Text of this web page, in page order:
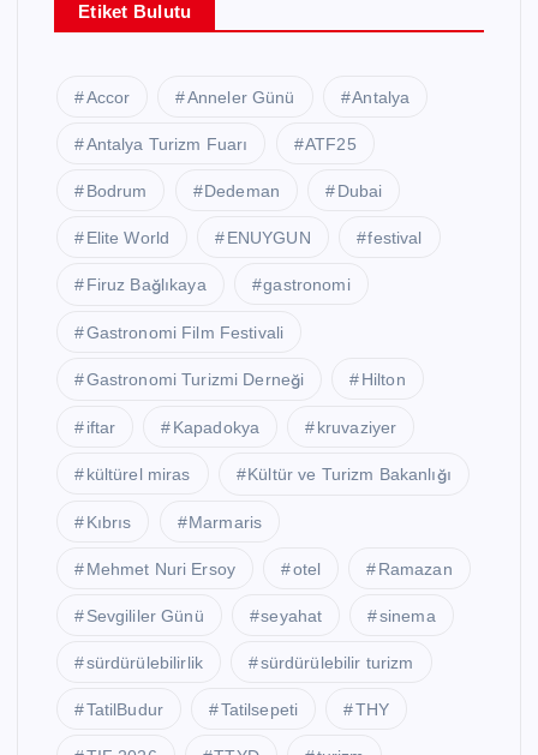
Etiket Bulutu
Accor Anneler Günü Antalya
Antalya Turizm Fuarı ATF25
Bodrum Dedeman Dubai
Elite World ENUYGUN festival
Firuz Bağlıkaya gastronomi
Gastronomi Film Festivali
Gastronomi Turizmi Derneği Hilton
iftar Kapadokya kruvaziyer
kültürel miras Kültür ve Turizm Bakanlığı
Kıbrıs Marmaris
Mehmet Nuri Ersoy otel Ramazan
Sevgililer Günü seyahat sinema
sürdürülebilirlik sürdürülebilir turizm
TatilBudur Tatilsepeti THY